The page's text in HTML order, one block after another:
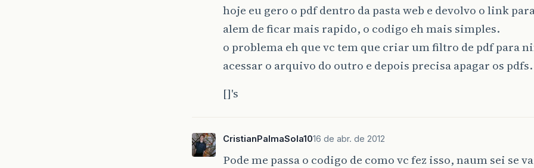
hoje eu gero o pdf dentro da pasta web e devolvo o link
alem de ficar mais rapido, o codigo eh mais simples.
o problema eh que vc tem que criar um filtro de pdf para
acessar o arquivo do outro e depois precisa apagar os pdfs.
[]'s
CristianPalmaSola1016 de abr. de 2012
Pode me passa o codigo de como vc fez isso, naum sei se